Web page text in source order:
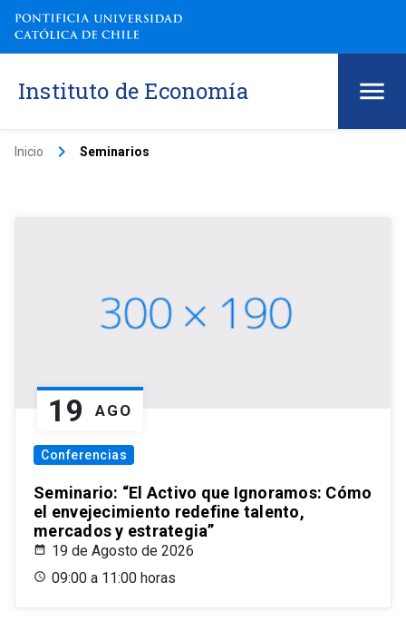
Instituto de Economía
Inicio keyboard_arrow_right Seminarios
19 AGO
Conferencias
Seminario: “El Activo que Ignoramos: Cómo
el envejecimiento redefine talento,
mercados y estrategia”
19 de Agosto de 2026
09:00 a 11:00 horas